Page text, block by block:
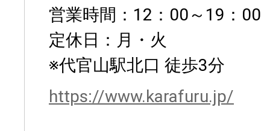
営業時間：12：00～19：00
定休日：月・火
※代官山駅北口 徒歩3分
https://www.karafuru.jp/